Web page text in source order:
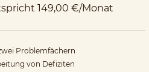
149,00 €/Monat
Problemfächern
von Defiziten